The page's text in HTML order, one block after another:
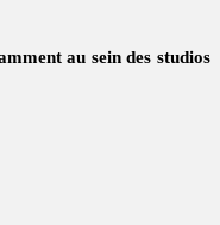
au sein des studios